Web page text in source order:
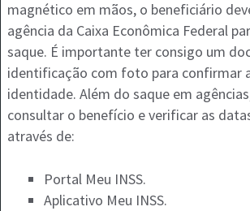
magnético em mãos, o beneficiário
agência da Caixa Econômica Federal
saque. É importante ter consigo um
identificação com foto para confirmar
identidade. Além do saque em
consultar o benefício e verificar as
através de:
Portal Meu INSS.
Aplicativo Meu INSS.